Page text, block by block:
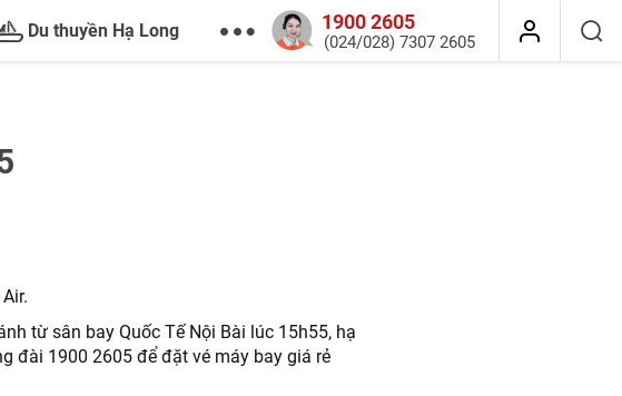
Du thuyền Hạ Long 1900 2605
(024/028) 7307 2605
từ sân bay Quốc Tế Nội Bài lúc 15h55, hạ
đài 1900 2605 để đặt vé máy bay giá rẻ